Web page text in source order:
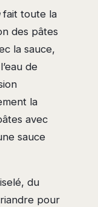
fait toute la
des pâtes
la sauce,
de
la
avec
sauce
du
pour